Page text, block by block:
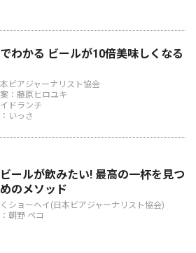
わかる ビールが10倍美味しくなる
ビアジャーナリスト協会
：藤原ヒロユキ
ドランチ
いっさ
ールが飲みたい! 最高の一杯を見つ
のメソッド
ショーヘイ(日本ビアジャーナリスト協会)
朝野 ペコ